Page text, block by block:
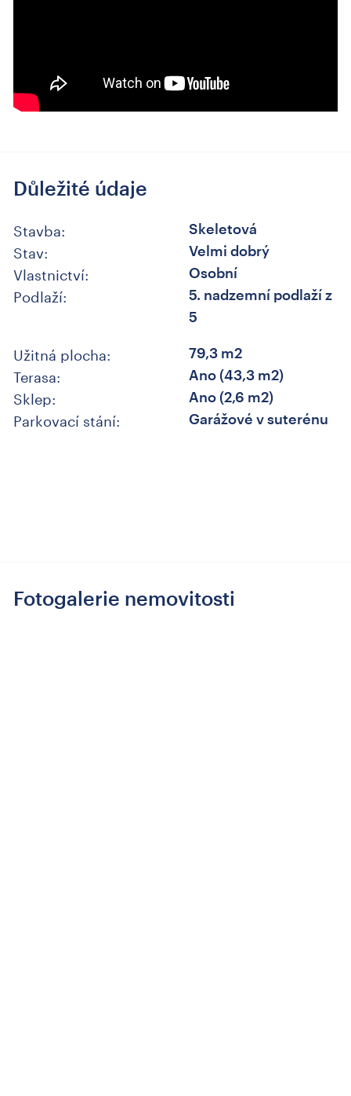
Důležité údaje
Stavba: Skeletová
Stav: Velmi dobrý
Vlastnictví: Osobní
Podlaží:
5. nadzemní podlaží z
5
Užitná plocha: 79,3 m2
Terasa: Ano (43,3 m2)
Sklep: Ano (2,6 m2)
Parkovací stání: Garážové v suterénu
Fotogalerie nemovitosti